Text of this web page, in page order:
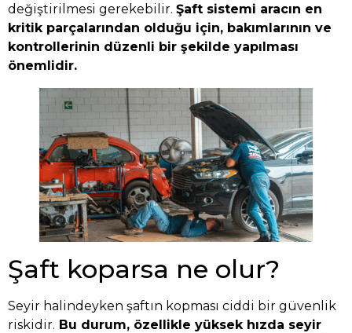
değiştirilmesi gerekebilir. Şaft sistemi aracın en
kritik parçalarından olduğu için, bakımlarının ve
kontrollerinin düzenli bir şekilde yapılması
önemlidir.
Şaft koparsa ne olur?
Seyir halindeyken şaftın kopması ciddi bir güvenlik
riskidir. Bu durum, özellikle yüksek hızda seyir